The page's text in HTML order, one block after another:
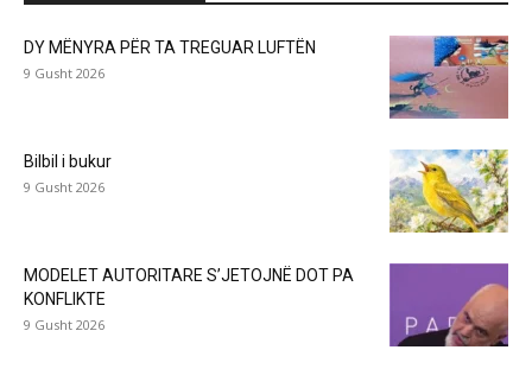
DY MËNYRA PËR TA TREGUAR LUFTËN
9 Gusht 2026
Bilbil i bukur
9 Gusht 2026
MODELET AUTORITARE S’JETOJNË DOT PA
KONFLIKTE
9 Gusht 2026